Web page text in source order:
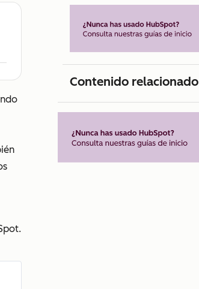
Contenido relacionado